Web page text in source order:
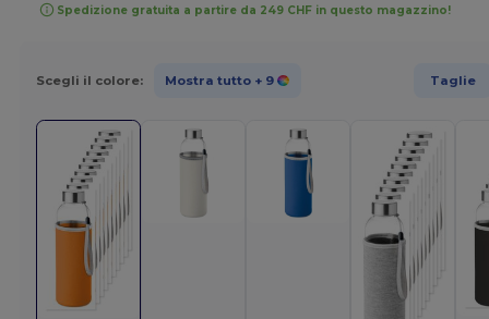
Spedizione gratuita a partire da 249 CHF in questo magazzino!
Scegli il colore: Mostra tutto + 9 Taglie